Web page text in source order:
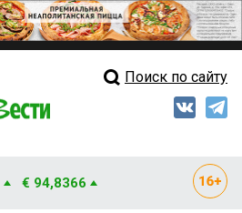
Свежий выпускПоиск по сайту
€ 94,8366